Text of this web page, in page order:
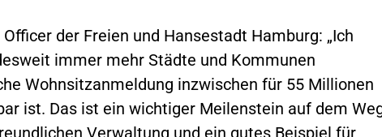
der Freien und Hansestadt Hamburg: „Ich
immer mehr Städte und Kommunen
Wohnsitzanmeldung inzwischen für 55 Millionen
ist. Das ist ein wichtiger Meilenstein auf dem
Verwaltung und ein gutes Beispiel für